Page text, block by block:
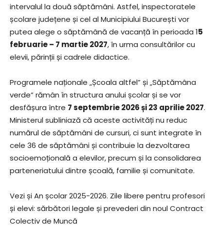
intervalul la două săptămâni. Astfel, inspectoratele
școlare județene și cel al Municipiului București vor
putea alege o săptămână de vacanță în perioada 15
februarie – 7 martie 2027, în urma consultărilor cu
elevii, părinții și cadrele didactice.
Programele naționale „Școala altfel” și „Săptămâna
verde” rămân în structura anului școlar și se vor
desfășura între 7 septembrie 2026 și 23 aprilie 2027.
Ministerul subliniază că aceste activități nu reduc
numărul de săptămâni de cursuri, ci sunt integrate în
cele 36 de săptămâni și contribuie la dezvoltarea
socioemoțională a elevilor, precum și la consolidarea
parteneriatului dintre școală, familie și comunitate.
Vezi și An școlar 2025-2026. Zile libere pentru profesori
și elevi: sărbători legale și prevederi din noul Contract
Colectiv de Muncă